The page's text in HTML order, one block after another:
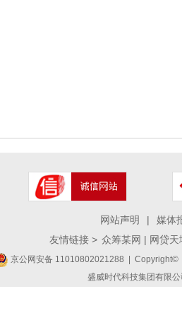
网站声明 | 媒体
友情链接 > 众筹某网 | 网贷天
京公网安备 11010802021288 | Copyright©
盛威时代科技集团有限